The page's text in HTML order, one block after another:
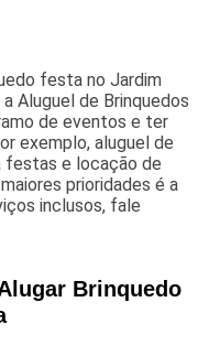
festa no Jardim
Aluguel de Brinquedos
de eventos e ter
exemplo, aluguel de
festas e locação de
prioridades é a
inclusos, fale
Brinquedo